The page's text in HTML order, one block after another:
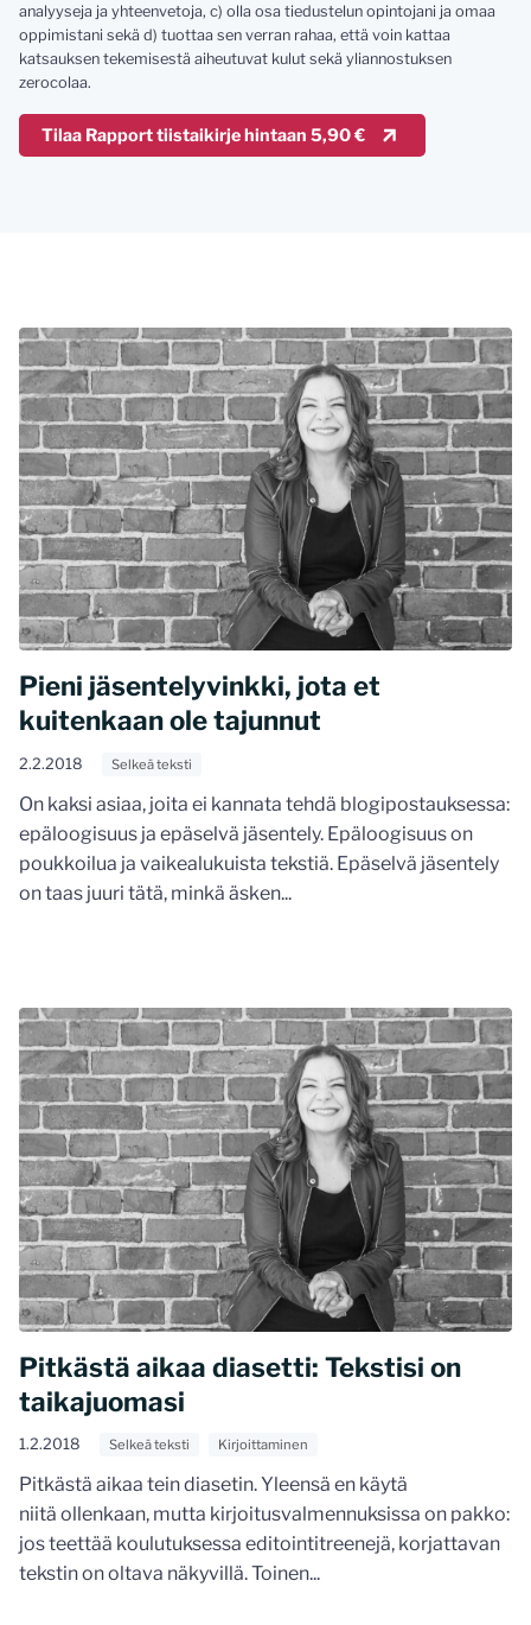
analyyseja ja yhteenvetoja, c) olla osa tiedustelun opintojani ja omaa
oppimistani sekä d) tuottaa sen verran rahaa, että voin kattaa
katsauksen tekemisestä aiheutuvat kulut sekä yliannostuksen
zerocolaa.
Tilaa Rapport tiistaikirje hintaan 5,90 €
Pieni jäsentelyvinkki, jota et
kuitenkaan ole tajunnut
2.2.2018 Selkeä teksti
On kaksi asiaa, joita ei kannata tehdä blogipostauksessa:
epäloogisuus ja epäselvä jäsentely. Epäloogisuus on
poukkoilua ja vaikealukuista tekstiä. Epäselvä jäsentely
on taas juuri tätä, minkä äsken...
Pitkästä aikaa diasetti: Tekstisi on
taikajuomasi
1.2.2018 Selkeä teksti Kirjoittaminen
Pitkästä aikaa tein diasetin. Yleensä en käytä
niitä ollenkaan, mutta kirjoitusvalmennuksissa on pakko:
jos teettää koulutuksessa editointitreenejä, korjattavan
tekstin on oltava näkyvillä. Toinen...